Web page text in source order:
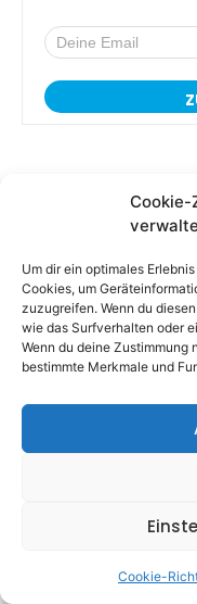
Cookie-
Um dir ein optimales
Cookies, um
zuzugreifen. Wenn du
wie das Surfverhalten oder
Wenn du deine
bestimmte Merkmale und
Cookie-